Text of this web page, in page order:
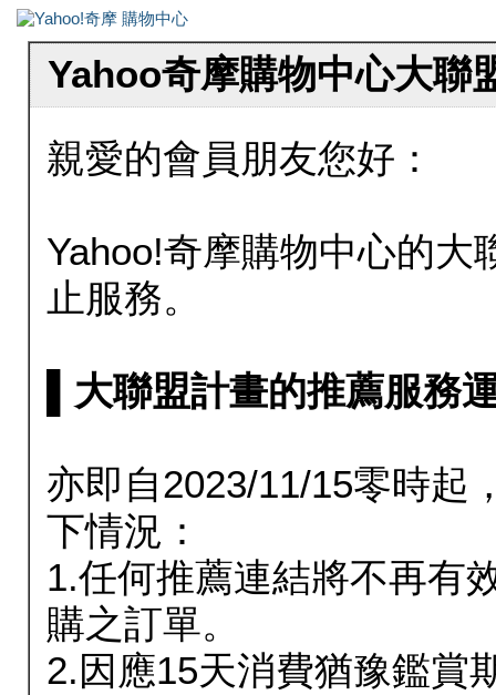
Yahoo奇摩購物中心大聯
親愛的會員朋友您好：
Yahoo!奇摩購物中心的大
止服務。
▌大聯盟計畫的推薦服務
亦即自2023/11/15零時起
下情況：
1.任何推薦連結將不再有
購之訂單。
2.因應15天消費猶豫鑑賞